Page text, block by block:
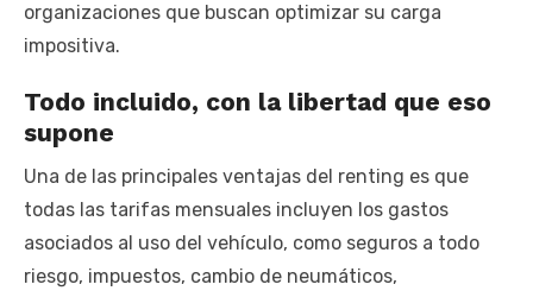
organizaciones que buscan optimizar su carga
impositiva.
Todo incluido, con la libertad que eso
supone
Una de las principales ventajas del renting es que
todas las tarifas mensuales incluyen los gastos
asociados al uso del vehículo, como seguros a todo
riesgo, impuestos, cambio de neumáticos,